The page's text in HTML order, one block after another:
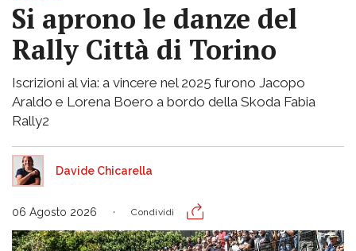
Si aprono le danze del
Rally Città di Torino
Iscrizioni al via: a vincere nel 2025 furono Jacopo
Araldo e Lorena Boero a bordo della Skoda Fabia
Rally2
Davide Chicarella
06 Agosto 2026 Condividi